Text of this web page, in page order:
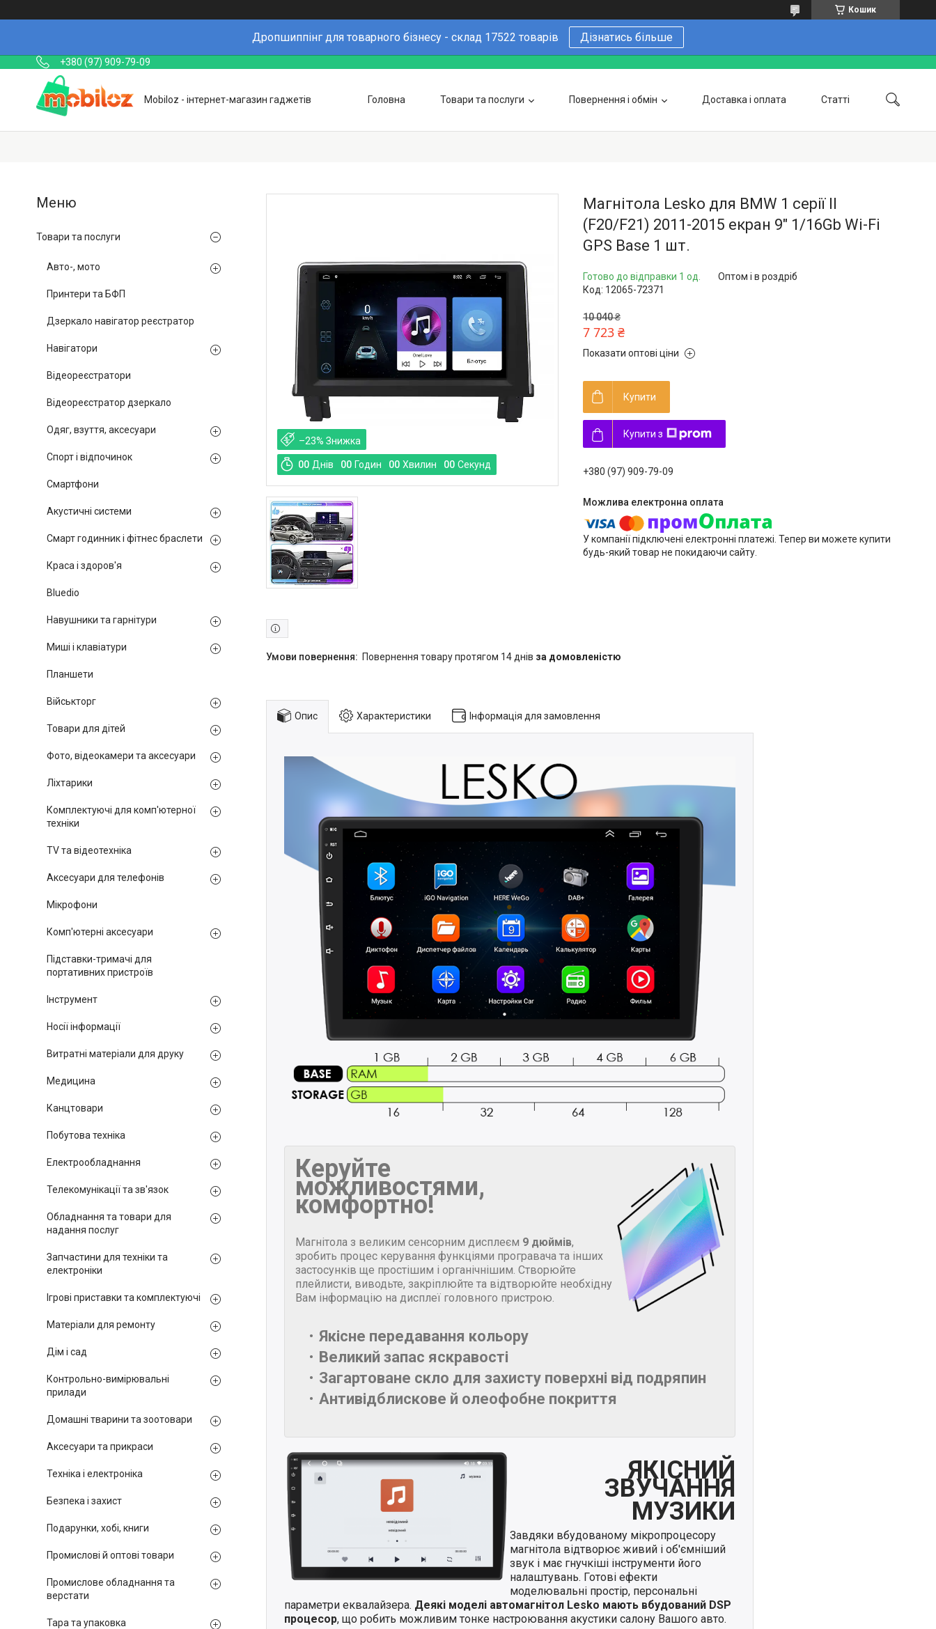
Кошик
Дропшиппінг для товарного бізнесу - склад 17522 товарів Дізнатись більше
+380 (97) 909-79-09
Mobiloz - інтернет-магазин гаджетів Головна Товари та послуги Повернення і обмін Доставка і оплата Статті
Оптовим покупцям Напишіть нам в Telegram Фотогалерея
–23%
00 Днів 00 Годин 00 Хвилин 00 Секунд
Магнітола Lesko для BMW 1 серії II
(F20/F21) 2011-2015 екран 9" 1/16Gb Wi-Fi
GPS Base 1 шт.
Готово до відправки 1 од.
Оптом і в роздріб
Код: 12065-72371
10 040 ₴
7 723 ₴
Показати оптові ціни
Купити
Купити з
+380 (97) 909-79-09
У компанії підключені електронні платежі. Тепер ви можете купити
будь-який товар не покидаючи сайту.
повернення товару протягом 14 днів за домовленістю
Опис Характеристики Інформація для замовлення
Керуйте
можливостями,
комфортно!
Магнітола з великим сенсорним дисплеєм 9 дюймів,
зробить процес керування функціями програвача та інших
застосунків ще простішим і органічнішим. Створюйте
плейлисти, виводьте, закріплюйте та відтворюйте необхідну
Вам інформацію на дисплеї головного пристрою.
Якісне передавання кольору
Великий запас яскравості
Загартоване скло для захисту поверхні від подряпин
Антивідблискове й олеофобне покриття
ЯКІСНИЙ
ЗВУЧАННЯ
МУЗИКИ
Завдяки вбудованому мікропроцесору
магнітола відтворює живий і об'ємніший
звук і має гнучкіші інструменти його
налаштувань. Готові ефекти
моделювальні простір, персональні
параметри еквалайзера. Деякі моделі автомагнітол Lesko мають вбудований DSP
процесор, що робить можливим тонке настроювання акустики салону Вашого авто.
Товари та послуги
Авто-, мото
Принтери та БФП
Дзеркало навігатор реєстратор
Навігатори
Відеореєстратори
Відеореєстратор дзеркало
Одяг, взуття, аксесуари
Спорт і відпочинок
Смартфони
Акустичні системи
Смарт годинник і фітнес браслети
Краса і здоров'я
Bluedio
Навушники та гарнітури
Миші і клавіатури
Планшети
Військторг
Товари для дітей
Фото, відеокамери та аксесуари
Ліхтарики
Комплектуючі для комп'ютерної
техніки
TV та відеотехніка
Аксесуари для телефонів
Мікрофони
Комп'ютерні аксесуари
Підставки-тримачі для
портативних пристроїв
Інструмент
Носії інформації
Витратні матеріали для друку
Медицина
Канцтовари
Побутова техніка
Електрообладнання
Телекомунікації та зв'язок
Обладнання та товари для
надання послуг
Запчастини для техніки та
електроніки
Ігрові приставки та комплектуючі
Матеріали для ремонту
Дім і сад
Контрольно-вимірювальні
прилади
Домашні тварини та зоотовари
Аксесуари та прикраси
Техніка і електроніка
Безпека і захист
Подарунки, хобі, книги
Промислові й оптові товари
Промислове обладнання та
верстати
Тара та упаковка